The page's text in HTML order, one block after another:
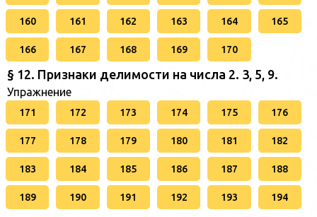
160 161 162 163 164 165
166 167 168 169 170
§ 12. Признаки делимости на числа 2. 3, 5, 9.
Упражнение
171 172 173 174 175 176
177 178 179 180 181 182
183 184 185 186 187 188
189 190 191 192 193 194